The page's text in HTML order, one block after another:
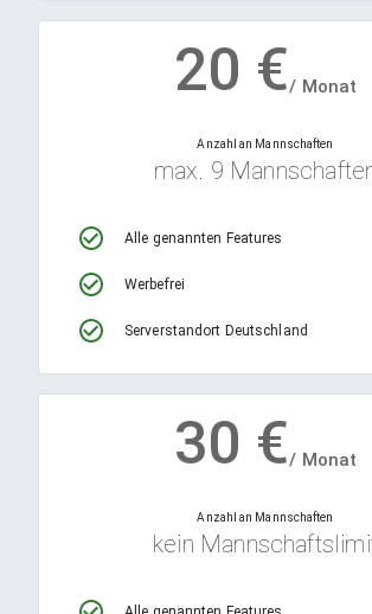
20 €/ Monat
Anzahl an Mannschaften
max. 9
Alle genannten Features
Werbefrei
Serverstandort Deutschland
30 €/ Monat
Anzahl an Mannschaften
kein